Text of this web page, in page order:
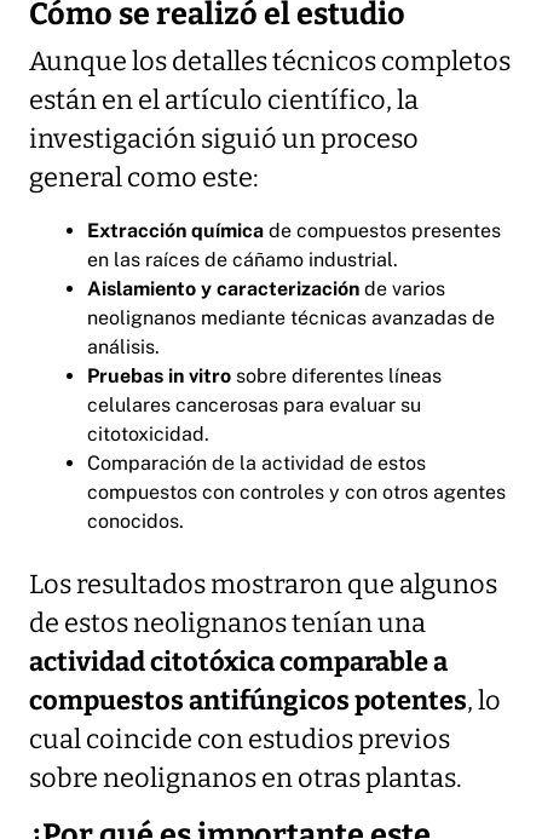
Cómo se realizó el estudio
Aunque los detalles técnicos completos
están en el artículo científico, la
investigación siguió un proceso
general como este:
Extracción química de compuestos presentes
en las raíces de cáñamo industrial.
Aislamiento y caracterización de varios
neolignanos mediante técnicas avanzadas de
análisis.
Pruebas in vitro sobre diferentes líneas
celulares cancerosas para evaluar su
citotoxicidad.
Comparación de la actividad de estos
compuestos con controles y con otros agentes
conocidos.
Los resultados mostraron que algunos
de estos neolignanos tenían una
actividad citotóxica comparable a
compuestos antifúngicos potentes, lo
cual coincide con estudios previos
sobre neolignanos en otras plantas.